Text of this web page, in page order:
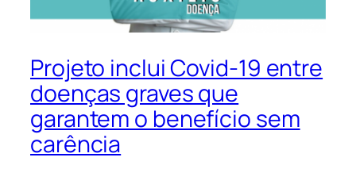
Projeto inclui Covid-19 entre
doenças graves que
garantem o benefício sem
carência